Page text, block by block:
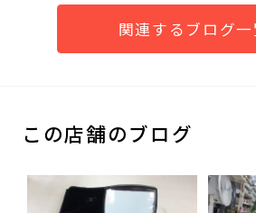
関連するブログ
この店舗のブログ